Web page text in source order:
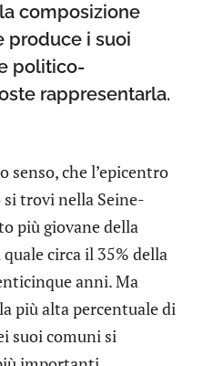
composizione
produce i suoi
politico-
rappresentarla.
senso, che l’epicentro
trovi nella Seine-
più giovane della
circa il 35% della
anni. Ma
più alta percentuale di
suoi comuni si